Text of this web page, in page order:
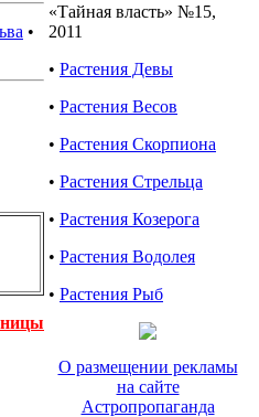
•
«Тайная власть» №15,
2011
• Растения Девы
• Растения Весов
• Растения Скорпиона
• Растения Стрельца
• Растения Козерога
• Растения Водолея
• Растения Рыб
О размещении рекламы
на сайте
Астропропаганда